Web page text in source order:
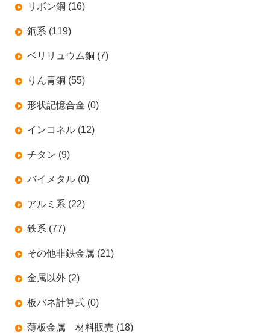
リボン鋼 (16)
銅系 (119)
ベリリュウム銅 (7)
りん青銅 (55)
形状記憶合金 (0)
インコネル (12)
チタン (9)
バイメタル (0)
アルミ系 (22)
鉄系 (77)
その他非鉄金属 (21)
金属以外 (2)
板バネ計算式 (0)
薄板金属 材料販売 (18)